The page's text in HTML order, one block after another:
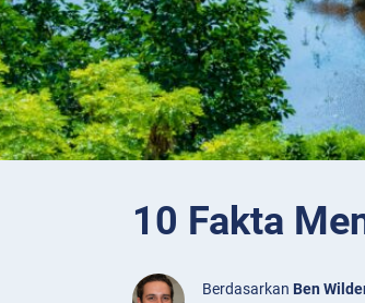
10 Fakta
Berdasarkan Ben